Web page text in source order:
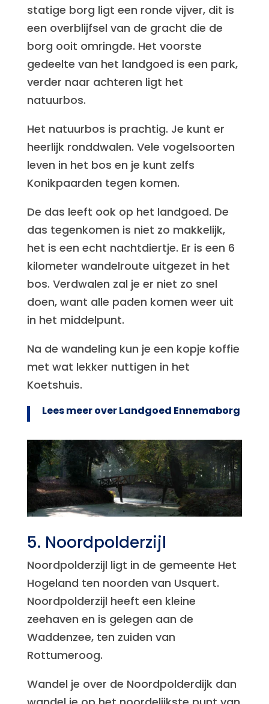
statige borg ligt een ronde vijver, dit is
een overblijfsel van de gracht die de
borg ooit omringde. Het voorste
gedeelte van het landgoed is een park,
verder naar achteren ligt het
natuurbos.
Het natuurbos is prachtig. Je kunt er
heerlijk ronddwalen. Vele vogelsoorten
leven in het bos en je kunt zelfs
Konikpaarden tegen komen.
De das leeft ook op het landgoed. De
das tegenkomen is niet zo makkelijk,
het is een echt nachtdiertje. Er is een 6
kilometer wandelroute uitgezet in het
bos. Verdwalen zal je er niet zo snel
doen, want alle paden komen weer uit
in het middelpunt.
Na de wandeling kun je een kopje koffie
met wat lekker nuttigen in het
Koetshuis.
Lees meer over Landgoed Ennemaborg
5. Noordpolderzijl
Noordpolderzijl ligt in de gemeente Het
Hogeland ten noorden van Usquert.
Noordpolderzijl heeft een kleine
zeehaven en is gelegen aan de
Waddenzee, ten zuiden van
Rottumeroog.
Wandel je over de Noordpolderdijk dan